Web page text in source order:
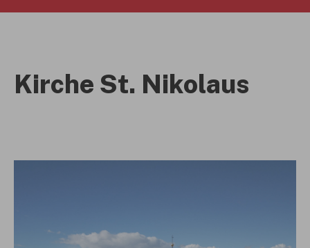
Kirche St. Nikolaus